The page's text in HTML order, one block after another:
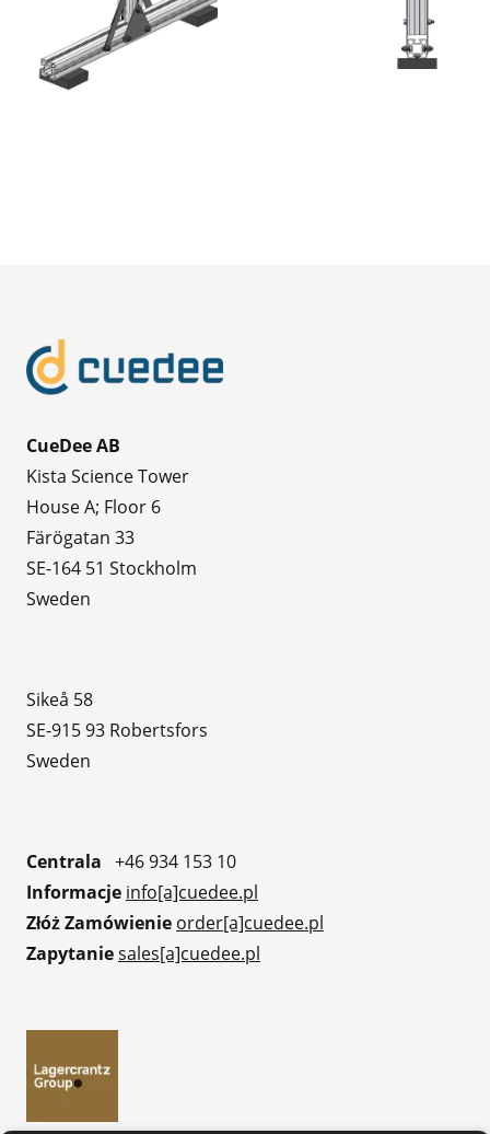
CueDee AB
Kista Science Tower
House A; Floor 6
Färögatan 33
SE-164 51 Stockholm
Sweden
Sikeå 58
SE-915 93 Robertsfors
Sweden
Centrala +46 934 153 10
Informacje info[a]cuedee.pl
Złóż Zamówienie order[a]cuedee.pl
Zapytaniesales[a]cuedee.pl